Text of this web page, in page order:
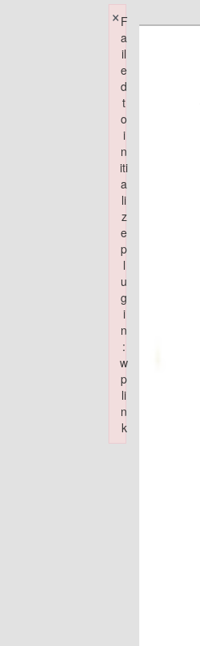
F
a
il
e
d
t
o
i
n
iti
a
li
z
e
p
l
u
g
i
n
:
w
p
li
n
k
×